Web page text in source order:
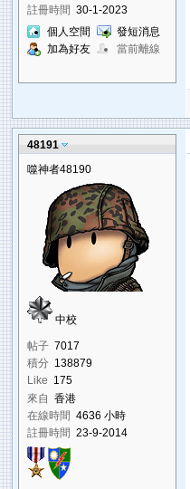
註冊時間 30-1-2023
個人空間
發短消息
加為好友
當前離線
48191
噬神者48190
中校
帖子 7017
積分 138879
Like 175
來自
香港
在線時間 4636 小時
註冊時間
23-9-2014